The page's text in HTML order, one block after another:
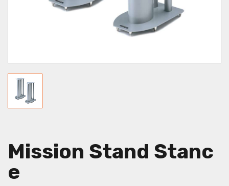
Mission Stand Stanc
E